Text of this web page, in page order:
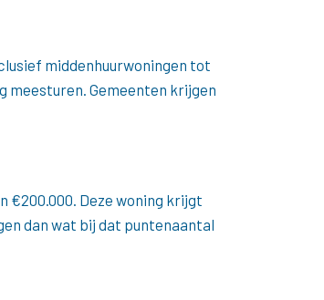
middenhuurwoningen tot
meesturen. Gemeenten krijgen
€200.000. Deze woning krijgt
dan wat bij dat puntenaantal